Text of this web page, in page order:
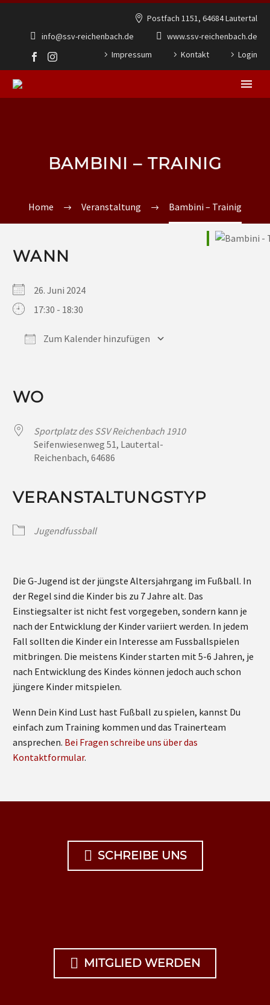
Postfach 1151, 64684 Lautertal
info@ssv-reichenbach.de
www.ssv-reichenbach.de
Impressum
Kontakt Login
BAMBINI – TRAINIG
Home Veranstaltung Bambini – Trainig
WANN
26. Juni 2024
17:30 - 18:30
Zum Kalender hinzufügen
WO
Sportplatz des SSV Reichenbach 1910
Seifenwiesenweg 51, Lautertal-
Reichenbach, 64686
VERANSTALTUNGSTYP
Jugendfussball
Die G-Jugend ist der jüngste Altersjahrgang im Fußball. In
der Regel sind die Kinder bis zu 7 Jahre alt. Das
Einstiegsalter ist nicht fest vorgegeben, sondern kann je
nach der Entwicklung der Kinder variiert werden. In jedem
Fall sollten die Kinder ein Interesse am Fussballspielen
mitbringen. Die meistens Kinder starten mit 5-6 Jahren, je
nach Entwicklung des Kindes können jedoch auch schon
jüngere Kinder mitspielen.
Wenn Dein Kind Lust hast Fußball zu spielen, kannst Du
einfach zum Training kommen und das Trainerteam
ansprechen. Bei Fragen schreibe uns über das
Kontaktformular.
 SCHREIBE UNS
 MITGLIED WERDEN